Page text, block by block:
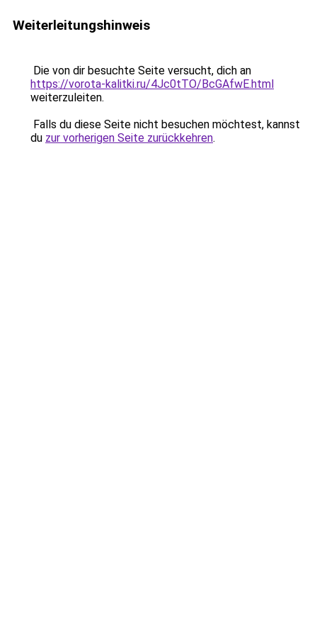
Weiterleitungshinweis
Die von dir besuchte Seite versucht, dich an
https://vorota-kalitki.ru/4Jc0tTO/BcGAfwE.html
weiterzuleiten.
Falls du diese Seite nicht besuchen möchtest, kannst
du zur vorherigen Seite zurückkehren.